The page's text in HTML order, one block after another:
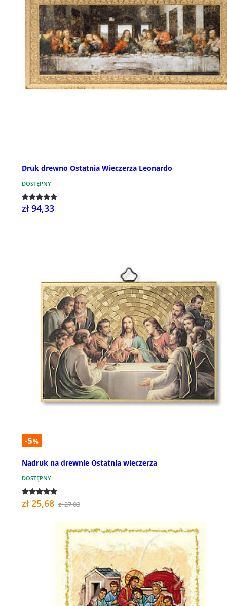
Druk drewno Ostatnia Wieczerza Leonardo
DOSTĘPNY
zł 94,33
-5%
Nadruk na drewnie Ostatnia wieczerza
DOSTĘPNY
zł 25,68 zł 27,03